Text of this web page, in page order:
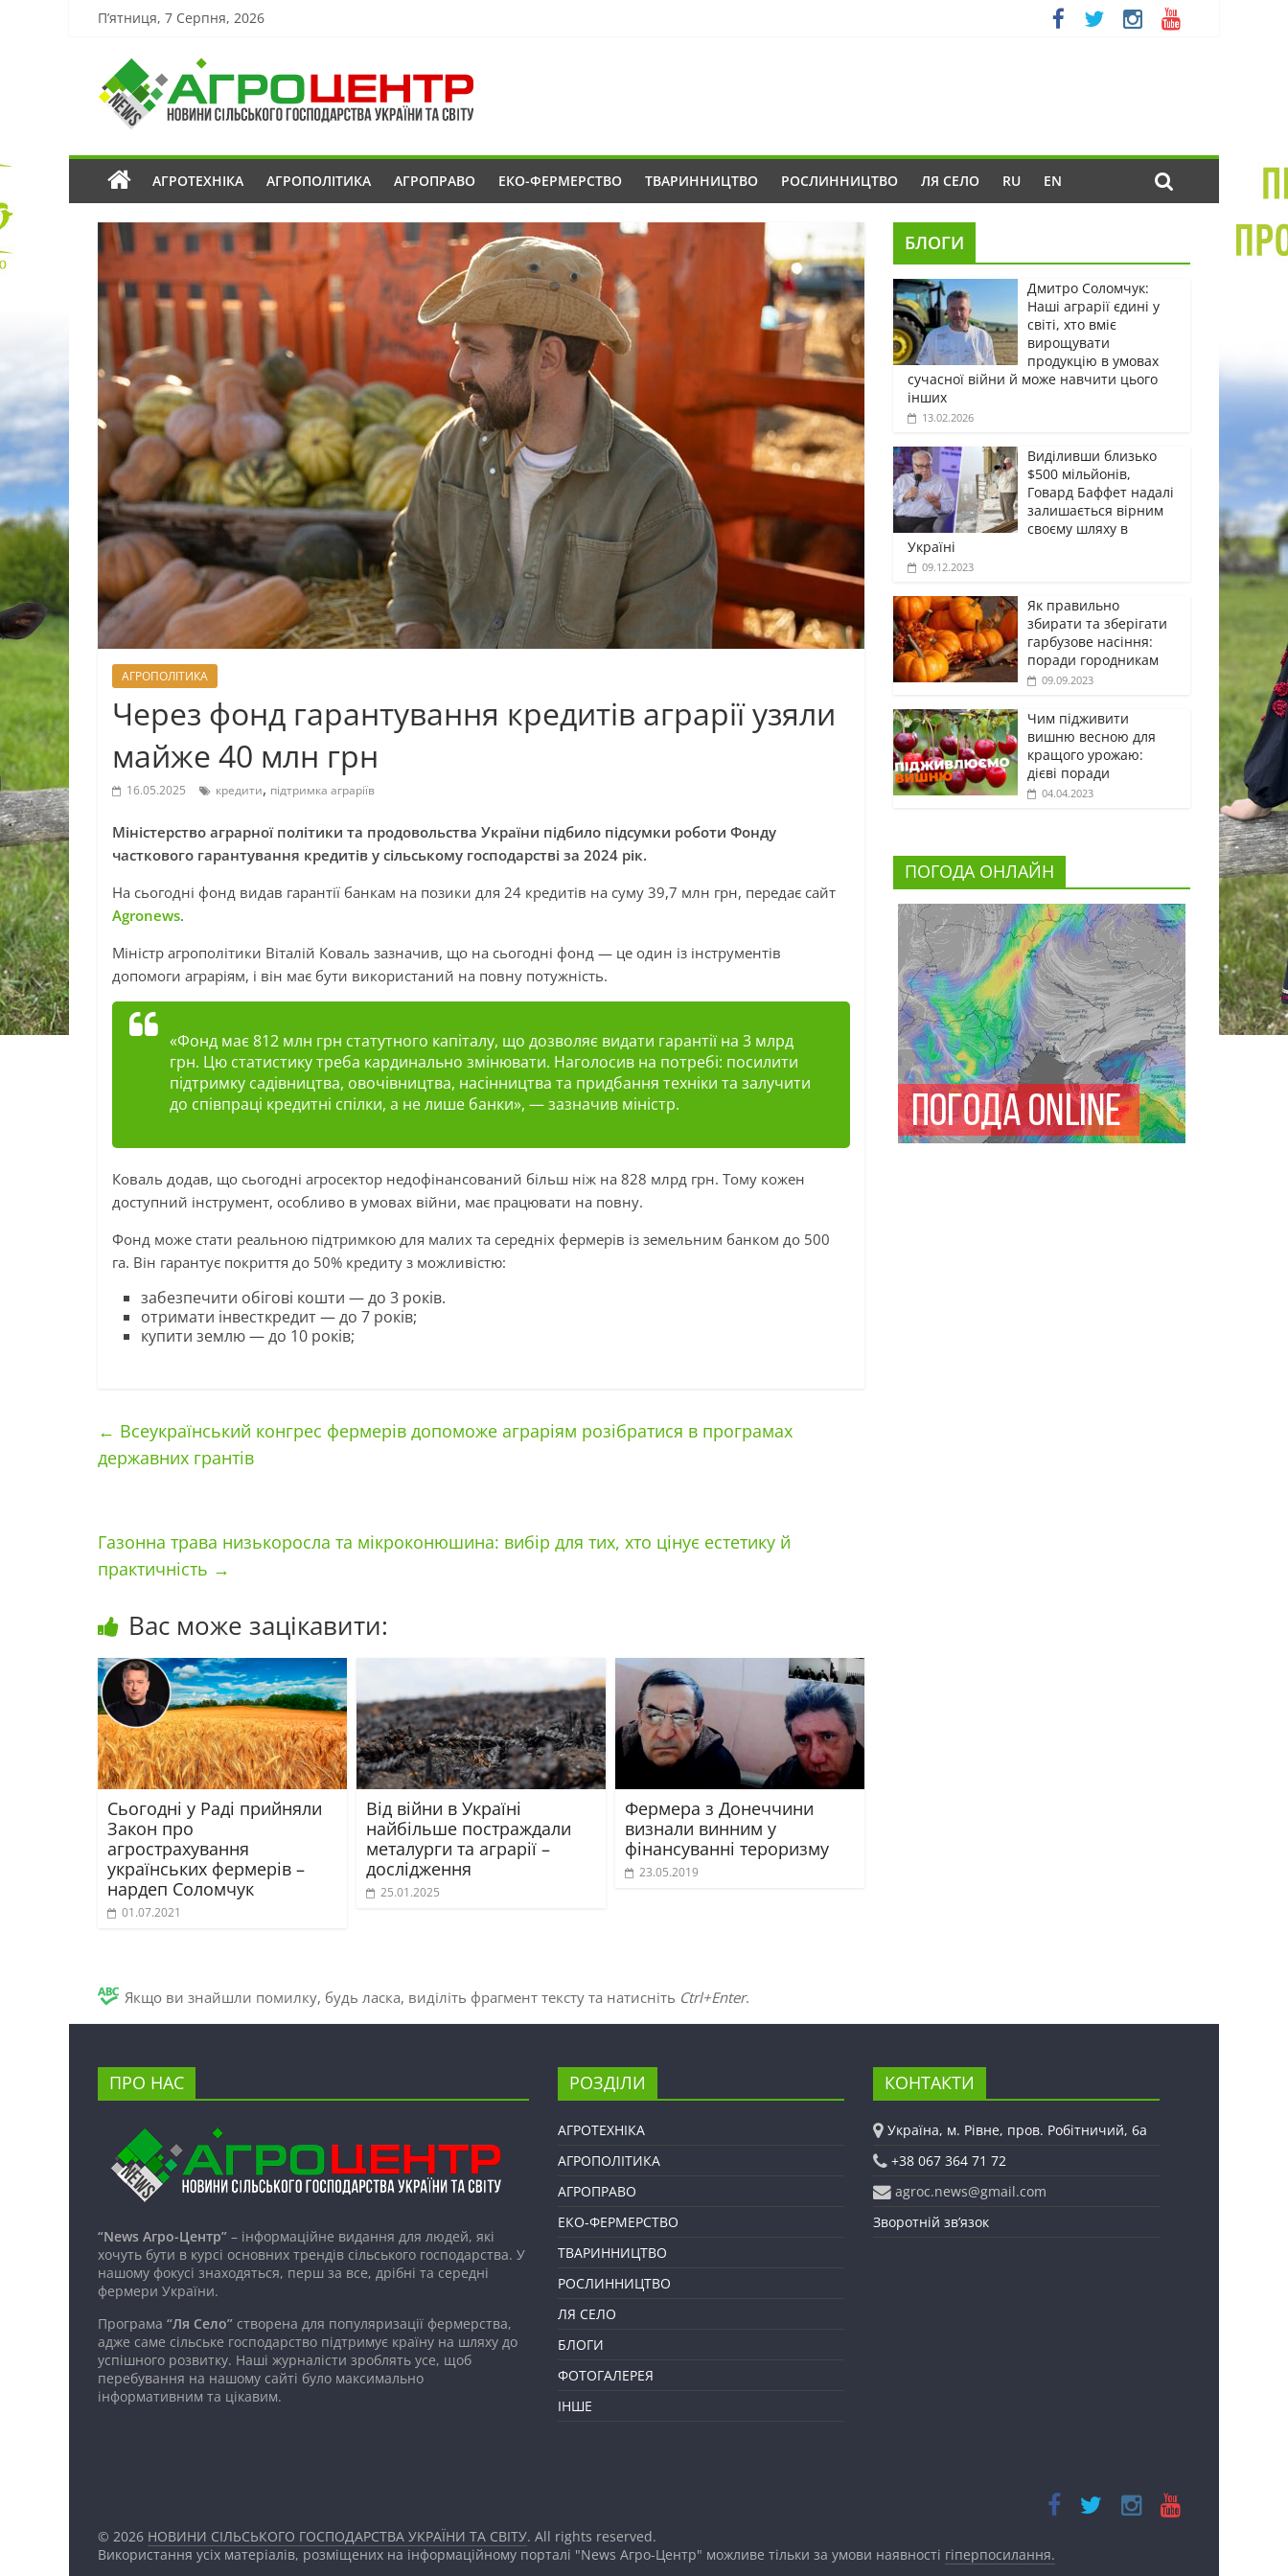
П’ятниця, 7 Серпня, 2026
АГРОТЕХНІКА АГРОПОЛІТИКА АГРОПРАВО ЕКО-ФЕРМЕРСТВО ТВАРИННИЦТВО РОСЛИННИЦТВО ЛЯ СЕЛО RU EN
АГРОПОЛІТИКА
Через фонд гарантування кредитів аграрії узяли
майже 40 млн грн
16.05.2025 кредити, підтримка аграріїв
Міністерство аграрної політики та продовольства України підбило підсумки роботи Фонду
часткового гарантування кредитів у сільському господарстві за 2024 рік.
На сьогодні фонд видав гарантії банкам на позики для 24 кредитів на суму 39,7 млн грн, передає сайт
Agronews.
Міністр агрополітики Віталій Коваль зазначив, що на сьогодні фонд — це один із інструментів
допомоги аграріям, і він має бути використаний на повну потужність.
«Фонд має 812 млн грн статутного капіталу, що дозволяє видати гарантії на 3 млрд
грн. Цю статистику треба кардинально змінювати. Наголосив на потребі: посилити
підтримку садівництва, овочівництва, насінництва та придбання техніки та залучити
до співпраці кредитні спілки, а не лише банки», — зазначив міністр.
Коваль додав, що сьогодні агросектор недофінансований більш ніж на 828 млрд грн. Тому кожен
доступний інструмент, особливо в умовах війни, має працювати на повну.
Фонд може стати реальною підтримкою для малих та середніх фермерів із земельним банком до 500
га. Він гарантує покриття до 50% кредиту з можливістю:
забезпечити обігові кошти — до 3 років.
отримати інвесткредит — до 7 років;
купити землю — до 10 років;
← Всеукраїнський конгрес фермерів допоможе аграріям розібратися в програмах
державних грантів
Газонна трава низькоросла та мікроконюшина: вибір для тих, хто цінує естетику й
практичність →
Вас може зацікавити:
Сьогодні у Раді прийняли
Закон про
агрострахування
українських фермерів –
нардеп Соломчук
01.07.2021
Від війни в Україні
найбільше постраждали
металурги та аграрії –
дослідження
25.01.2025
Фермера з Донеччини
визнали винним у
фінансуванні тероризму
23.05.2019
БЛОГИ
Дмитро Соломчук:
Наші аграрії єдині у
світі, хто вміє
вирощувати
продукцію в умовах
сучасної війни й може навчити цього
інших
13.02.2026
Виділивши близько
$500 мільйонів,
Говард Баффет надалі
залишається вірним
своєму шляху в
Україні
09.12.2023
Як правильно
збирати та зберігати
гарбузове насіння:
поради городникам
09.09.2023
Чим підживити
вишню весною для
кращого урожаю:
дієві поради
04.04.2023
ПОГОДА ОНЛАЙН
Якщо ви знайшли помилку, будь ласка, виділіть фрагмент тексту та натисніть Ctrl+Enter.
ПРО НАС
“News Агро-Центр” – інформаційне видання для людей, які
хочуть бути в курсі основних трендів сільського господарства. У
нашому фокусі знаходяться, перш за все, дрібні та середні
фермери України.
Програма “Ля Село” створена для популяризації фермерства,
адже саме сільське господарство підтримує країну на шляху до
успішного розвитку. Наші журналісти зроблять усе, щоб
перебування на нашому сайті було максимально
інформативним та цікавим.
РОЗДІЛИ
АГРОТЕХНІКА
АГРОПОЛІТИКА
АГРОПРАВО
ЕКО-ФЕРМЕРСТВО
ТВАРИННИЦТВО
РОСЛИННИЦТВО
ЛЯ СЕЛО
БЛОГИ
ФОТОГАЛЕРЕЯ
ІНШЕ
КОНТАКТИ
Україна, м. Рівне, пров. Робітничий, 6а
+38 067 364 71 72
agroc.news@gmail.com
Зворотній зв’язок
© 2026 НОВИНИ СІЛЬСЬКОГО ГОСПОДАРСТВА УКРАЇНИ ТА СВІТУ. All rights reserved.
Використання усіх матеріалів, розміщених на інформаційному порталі "News Агро-Центр" можливе тільки за умови наявності гіперпосилання.